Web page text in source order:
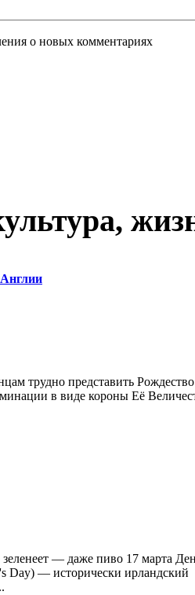
о новых комментариях
трудно представить
в виде короны Её
зеленеет — даже пиво 17 марта
Day) — исторически ирландский